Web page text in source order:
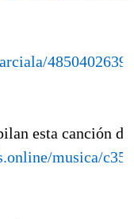
esta canción
musica/